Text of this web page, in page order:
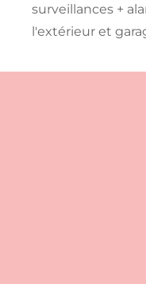
surveillances +
l'extérieur et